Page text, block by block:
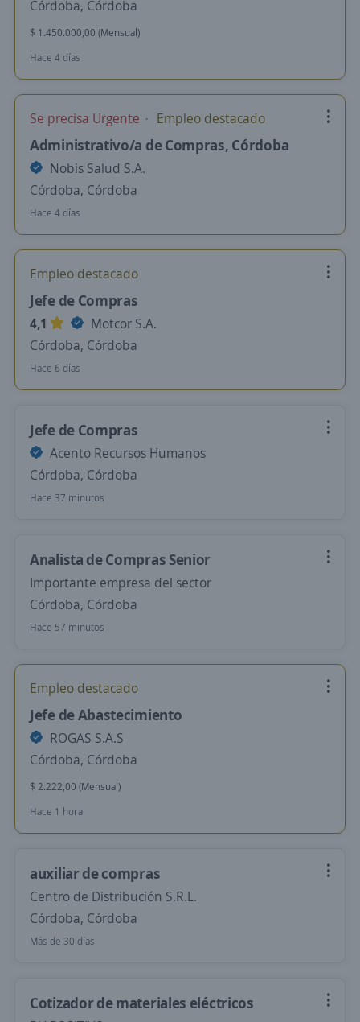
Córdoba, Córdoba
$ 1.450.000,00 (Mensual)
Hace 4 días
Se precisa Urgente Empleo destacado
Administrativo/a de Compras, Córdoba
Nobis Salud S.A.
Córdoba, Córdoba
Hace 4 días
Empleo destacado
Jefe de Compras
4,1
Motcor S.A.
Córdoba, Córdoba
Hace 6 días
Jefe de Compras
Acento Recursos Humanos
Córdoba, Córdoba
Hace 37 minutos
Analista de Compras Senior
Importante empresa del sector
Córdoba, Córdoba
Hace 57 minutos
Empleo destacado
Jefe de Abastecimiento
ROGAS S.A.S
Córdoba, Córdoba
$ 2.222,00 (Mensual)
Hace 1 hora
auxiliar de compras
Centro de Distribución S.R.L.
Córdoba, Córdoba
Más de 30 días
Cotizador de materiales eléctricos